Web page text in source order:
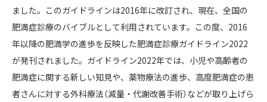
ました。このガイドラインは2016年に改訂され、現在、全国の
肥満症診療のバイブルとして利用されています。この度、2016
年以降の肥満学の進歩を反映した肥満症診療ガイドライン2022
が発刊されました。ガイドライン2022年では、小児や高齢者の
肥満症に関する新しい知見や、薬物療法の進歩、高度肥満症の患
者さんに対する外科療法（減量・代謝改善手術）などが取り上げら